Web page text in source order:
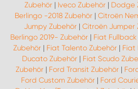
Zubehör| Iveco Zubehör| Dodge
Berlingo -2018 Zubehör| Citroën
Jumpy Zubehör | Citroën Jumper
Berlingo 2019- Zubehör | Fiat
Zubehör| Fiat Talento Zubehör| Fiat
Ducato Zubehör | Fiat Scudo
Zubehör| Ford Transit Zubehör|
Ford Custom Zubehör | Ford